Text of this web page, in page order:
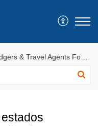
& Travel Agents Forms